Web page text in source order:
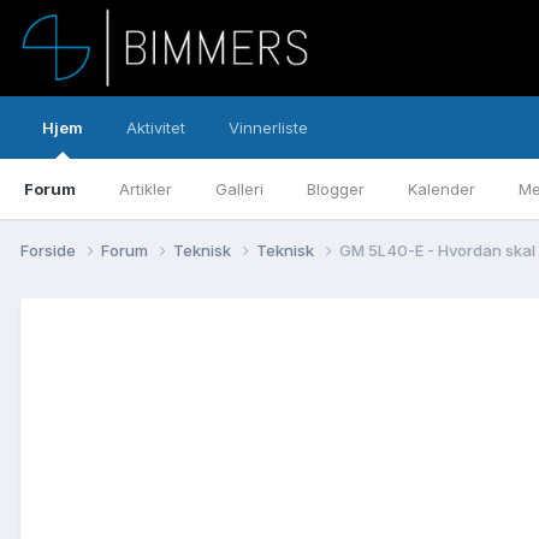
Hjem
Forum Artikler Galleri Blogger Kalender
Aktivitet Vinnerliste
Forside Forum Teknisk Teknisk GM 5L40-E - Hvordan